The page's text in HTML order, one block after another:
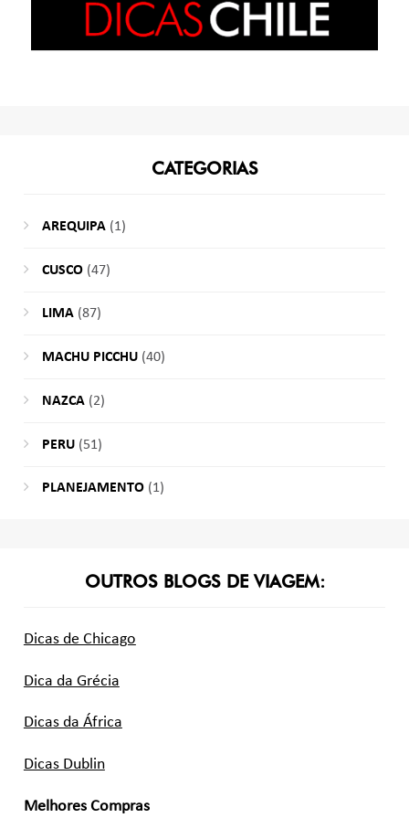
CATEGORIAS
AREQUIPA(1)
CUSCO(47)
LIMA(87)
MACHU PICCHU(40)
NAZCA(2)
PERU(51)
PLANEJAMENTO(1)
OUTROS BLOGS DE VIAGEM:
Dicas de Chicago
Dica da Grécia
Dicas da África
Dicas Dublin
Melhores Compras